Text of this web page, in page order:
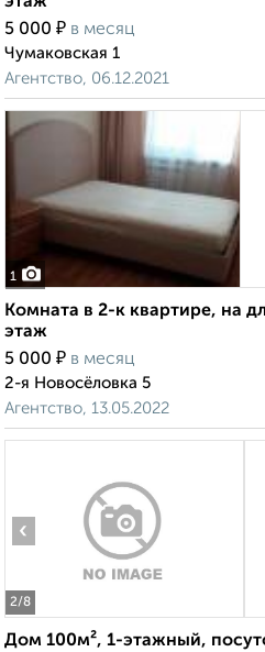
5 000 ₽ в месяц
Чумаковская 1
Агентство, 06.12.2021
1
Комната в 2-к квартире, на
этаж
5 000 ₽ в месяц
2-я Новосёловка 5
Агентство, 13.05.2022
2/8
‹
Дом 100м², 1-этажный,